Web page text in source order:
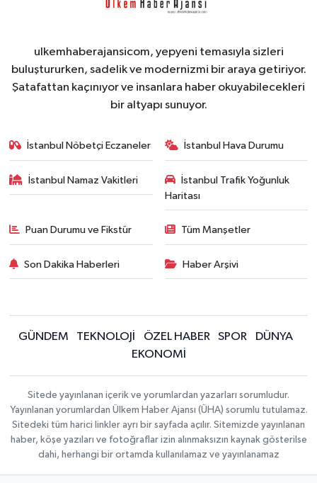
ulkemhaberajansicom, yepyeni temasıyla sizleri
buluştururken, sadelik ve modernizmi bir araya getiriyor.
Şatafattan kaçınıyor ve insanlara haber okuyabilecekleri
bir altyapı sunuyor.
İstanbul Nöbetçi Eczaneler İstanbul Hava Durumu
İstanbul Namaz Vakitleri
İstanbul Trafik Yoğunluk
Haritası
Puan Durumu ve Fikstür Tüm Manşetler
Son Dakika Haberleri Haber Arşivi
GÜNDEM TEKNOLOJİ ÖZEL HABER SPOR
DÜNYA
EKONOMİ
Sitede yayınlanan içerik ve yorumlardan yazarları sorumludur.
Yayınlanan yorumlardan Ülkem Haber Ajansı (ÜHA) sorumlu tutulamaz.
Sitedeki tüm harici linkler ayrı bir sayfada açılır. Sitemizde yayınlanan
haber, köşe yazıları ve fotoğraflar izin alınmaksızın kaynak gösterilse
dahi, herhangi bir ortamda kullanılamaz ve yayınlanamaz